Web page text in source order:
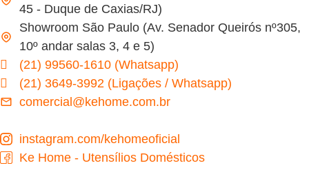
45 - Duque de Caxias/RJ)
Showroom São Paulo (Av. Senador Queirós nº305,
10º andar salas 3, 4 e 5)
(21) 99560-1610 (Whatsapp)
(21) 3649-3992 (Ligações / Whatsapp)
comercial@kehome.com.br
instagram.com/kehomeoficial
Ke Home - Utensílios Domésticos